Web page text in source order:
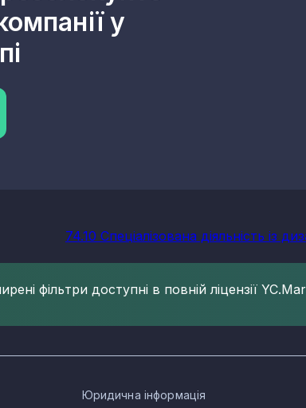
у
74.10 Спеціалізована діяльність із
фільтри доступні в повній ліцензії
Юридична інформація